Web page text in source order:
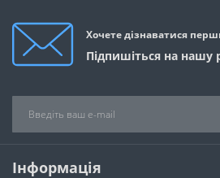
Хочете дізнаватися
Підпишіться на нашу
Інформація